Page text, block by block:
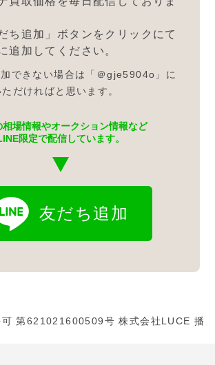
ち追加」ボタンをクリックにて
追加してください。
できない場合は「＠gje5904o」に
だければと思います。
相場情報やオークション情報など
限定で配信しています。
友だち追加
可 第621021600509号 株式会社LUCE 播